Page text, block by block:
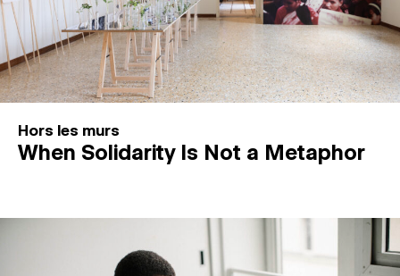
Hors les murs
When Solidarity Is Not a Metaphor